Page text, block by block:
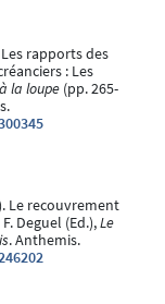
Les rapports des
: Les
la loupe (pp. 265-
Le recouvrement
Deguel (Ed.),Le
. Anthemis.